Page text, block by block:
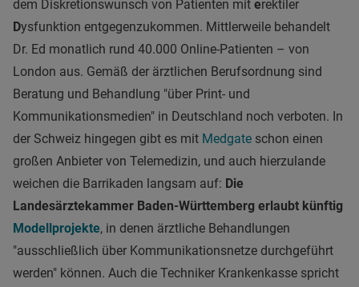
dem Diskretionswunsch von Patienten mit erektiler
Dysfunktion entgegenzukommen. Mittlerweile behandelt
Dr. Ed monatlich rund 40.000 Online-Patienten – von
London aus. Gemäß der ärztlichen Berufsordnung sind
Beratung und Behandlung "über Print- und
Kommunikationsmedien" in Deutschland noch verboten. In
der Schweiz hingegen gibt es mit Medgate schon einen
großen Anbieter von Telemedizin, und auch hierzulande
weichen die Barrikaden langsam auf: Die
Landesärztekammer Baden-Württemberg erlaubt künftig
Modellprojekte, in denen ärztliche Behandlungen
"ausschließlich über Kommunikationsnetze durchgeführt
werden" können. Auch die Techniker Krankenkasse spricht